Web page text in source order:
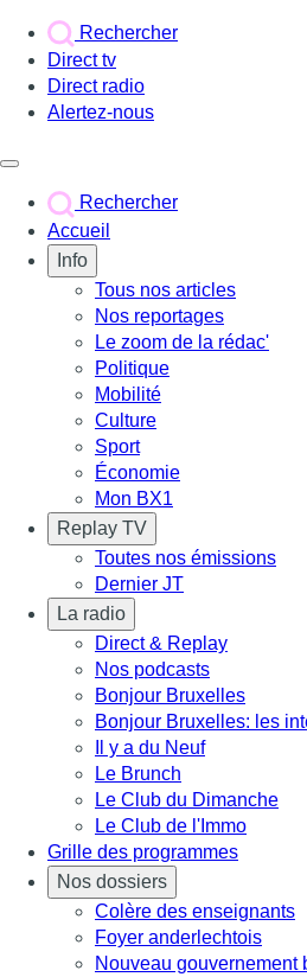
Rechercher
Direct tv
Direct radio
Alertez-nous
Rechercher
Accueil
Info
Tous nos articles
Nos reportages
Le zoom de la rédac'
Politique
Mobilité
Culture
Sport
Économie
Mon BX1
Replay TV
Toutes nos émissions
Dernier JT
La radio
Direct & Replay
Nos podcasts
Bonjour Bruxelles
Bonjour Bruxelles: les
Il y a du Neuf
Le Brunch
Le Club du Dimanche
Le Club de l'Immo
Grille des programmes
Nos dossiers
Colère des enseignants
Foyer anderlechtois
Nouveau gouvernement